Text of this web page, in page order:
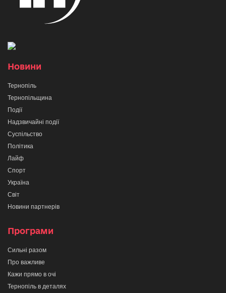
Новини
Тернопіль
Тернопільщина
Події
Надзвичайні події
Суспільство
Політика
Лайф
Спорт
Україна
Світ
Новини партнерів
Програми
Сильні разом
Про важливе
Кажи прямо в очі
Тернопіль в деталях